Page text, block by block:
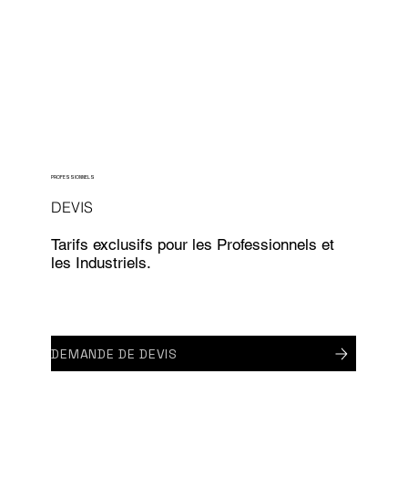
DEVIS
PROFESSIONNELS
Tarifs exclusifs pour les Professionnels et
les Industriels.
DEMANDE DE DEVIS